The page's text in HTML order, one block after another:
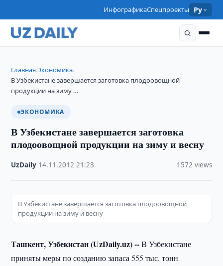
ИнфографикаСпецпроекты Ру
Главная›Экономика›
В Узбекистане завершается заготовка плодоовощной
продукции на зиму …
ЭКОНОМИКА
В Узбекистане завершается заготовка
плодоовощной продукции на зиму и весну
UzDaily 14.11.2012 ·21:23 1572 views
В Узбекистане завершается заготовка плодоовощной
продукции на зиму и весну
Ташкент, Узбекистан (UzDaily.uz) --В Узбекистане
приняты меры по созданию запаса 555 тыс. тонн